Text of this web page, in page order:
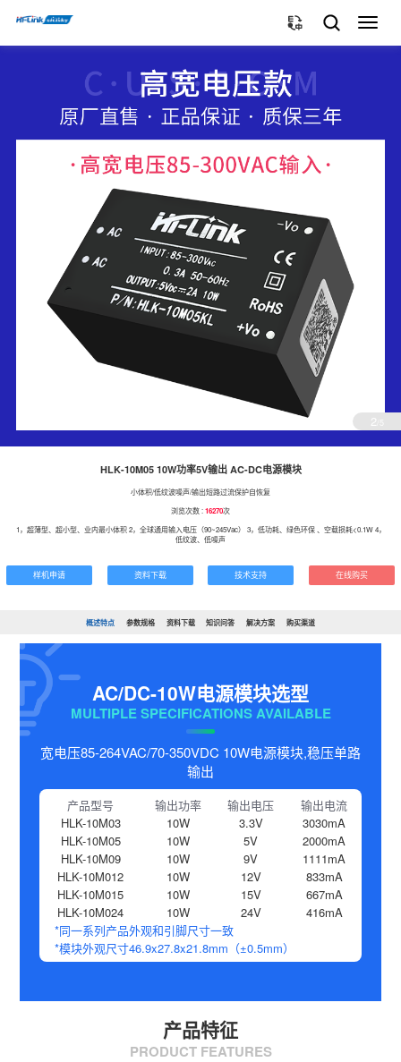
切
换
2 /5
HLK-10M05 10W功率5V输出 AC-DC电源模块
小体积/低纹波噪声/输出短路过流保护自恢复
浏览次数 :16270次
1，超薄型、超小型、业内最小体积 2，全球通用输入电压（90~245Vac） 3，低功耗、绿色环保 、空载损耗<0.1W 4，
低纹波、低噪声
样机申请 资料下载 技术支持 在线购买
概述特点 参数规格 资料下载 知识问答 解决方案 购买渠道
AC/DC-10W电源模块选型
MULTIPLE SPECIFICATIONS AVAILABLE
宽电压85-264VAC/70-350VDC 10W电源模块,稳压单路
输出
产品型号 输出功率 输出电压
输出电流
HLK-10M03
10W 3.3V
3030mA
HLK-10M05
10W 5V
2000mA
HLK-10M09
10W 9V
1111mA
HLK-10M012
10W 12V
833mA
HLK-10M015
10W 15V
667mA
HLK-10M024
10W 24V
416mA
*同一系列产品外观和引脚尺寸一致
*模块外观尺寸46.9x27.8x21.8mm（±0.5mm）
产品特征
PRODUCT FEATURES